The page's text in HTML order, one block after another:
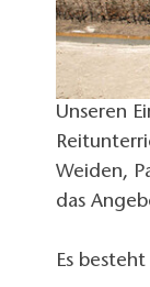
Unseren
Weiden,
das
Es